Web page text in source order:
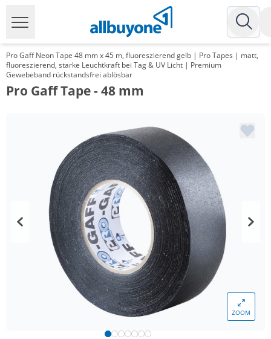
Pro Gaff Neon Tape 48 mm x 45 m, fluoreszierend gelb | Pro Tapes | matt,
fluoreszierend, starke Leuchtkraft bei Tag & UV Licht | Premium
Gewebeband rückstandsfrei ablösbar
Pro Gaff Tape - 48 mm
ZOOM
Preis
32,45 €